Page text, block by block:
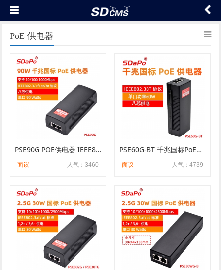
PoE 供电器
PSE90G POE供电器 IEEE802.3BT协议 单口90瓦 智能侦测 四次分级 国标48V
人气：3460
面议
PSE60G-BT 千兆国标PoE供电器 8芯POE供电 单口60W 1G POE注入器
人气：4739
面议